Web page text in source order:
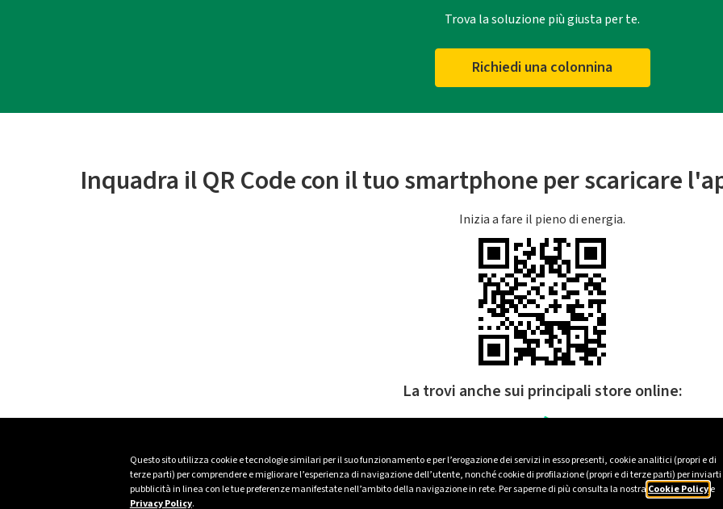
Questo sito utilizza cookie e tecnologie similari per il suo funzionamento e per l’erogazione dei servizi in esso presenti, cookie analitici (propri e di
terze parti) per comprendere e migliorare l’esperienza di navigazione dell’utente, nonché cookie di profilazione (propri e di terze parti) per inviarti
pubblicità in linea con le tue preferenze manifestate nell’ambito della navigazione in rete. Per saperne di più consulta la nostra Cookie Policye
Privacy Policy.
Trova la soluzione più giusta per te.
Richiedi una colonnina
Inquadra il QR Code con il tuo smartphone per scaricare
Inizia a fare il pieno di energia.
La trovi anche sui principali store online: